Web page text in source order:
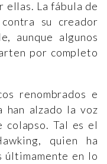
ellas. La fábula de
su creador
aunque algunos
por completo
renombrados e
han alzado la voz
Tal es el
quien ha
últimamente en lo